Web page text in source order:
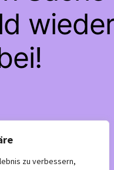
zu verbessern,